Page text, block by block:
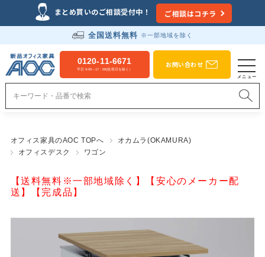
まとめ買いのご相談受付中！ ご相談はコチラ
全国送料無料 ※一部地域を除く
0120-11-6671
平日 9:00～17：00(祝祭日を除く）
お問い合わせ
オフィス家具のAOC TOPへ
オカムラ(OKAMURA)
オフィスデスク
ワゴン
【送料無料※一部地域除く】【安心のメーカー配
送】【完成品】